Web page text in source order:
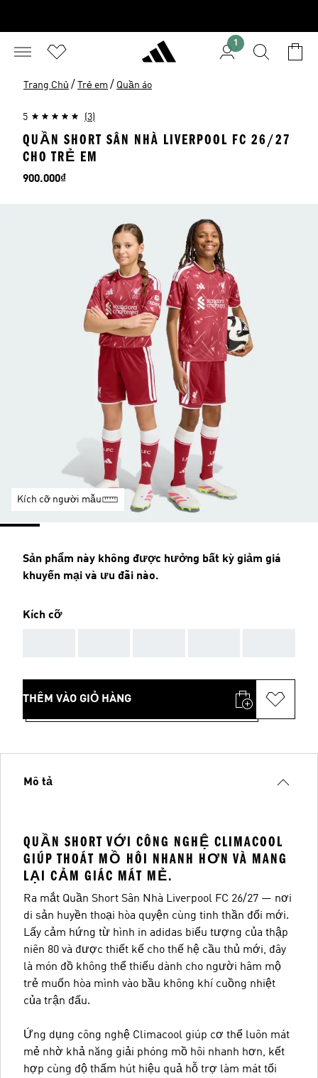
1
Trang Chủ / Trẻ em / Quần áo
5 (3)
QUẦN SHORT SÂN NHÀ LIVERPOOL FC 26/27
CHO TRẺ EM
Giá
900.000₫
Kích cỡ người mẫu
Sản phẩm này không được hưởng bất kỳ giảm giá
khuyến mại và ưu đãi nào.
Kích cỡ
THÊM VÀO GIỎ HÀNG
Mô tả
QUẦN SHORT VỚI CÔNG NGHỆ CLIMACOOL
GIÚP THOÁT MỒ HÔI NHANH HƠN VÀ MANG
LẠI CẢM GIÁC MÁT MẺ.
Ra mắt Quần Short Sân Nhà Liverpool FC 26/27 — nơi
di sản huyền thoại hòa quyện cùng tinh thần đổi mới.
Lấy cảm hứng từ hình in adidas biểu tượng của thập
niên 80 và được thiết kế cho thế hệ cầu thủ mới, đây
là món đồ không thể thiếu dành cho người hâm mộ
trẻ muốn hòa mình vào bầu không khí cuồng nhiệt
của trận đấu.
Ứng dụng công nghệ Climacool giúp cơ thể luôn mát
mẻ nhờ khả năng giải phóng mồ hôi nhanh hơn, kết
hợp cùng độ thấm hút hiệu quả hỗ trợ làm mát tối